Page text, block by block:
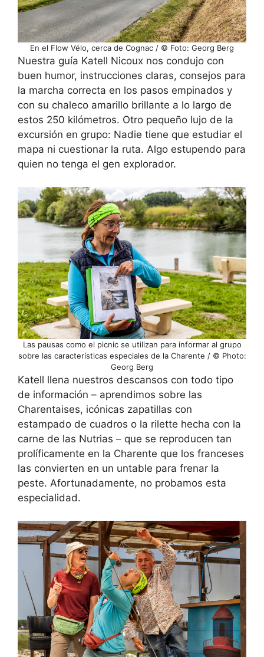
En el Flow Vélo, cerca de Cognac / © Foto: Georg Berg
Nuestra guía Katell Nicoux nos condujo con
buen humor, instrucciones claras, consejos para
la marcha correcta en los pasos empinados y
con su chaleco amarillo brillante a lo largo de
estos 250 kilómetros. Otro pequeño lujo de la
excursión en grupo: Nadie tiene que estudiar el
mapa ni cuestionar la ruta. Algo estupendo para
quien no tenga el gen explorador.
Las pausas como el picnic se utilizan para informar al grupo
sobre las características especiales de la Charente / © Photo:
Georg Berg
Katell llena nuestros descansos con todo tipo
de información – aprendimos sobre las
Charentaises, icónicas zapatillas con
estampado de cuadros o la rilette hecha con la
carne de las Nutrias – que se reproducen tan
prolíficamente en la Charente que los franceses
las convierten en un untable para frenar la
peste. Afortunadamente, no probamos esta
especialidad.